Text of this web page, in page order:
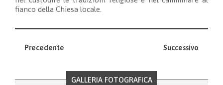
fianco della Chiesa locale.
Precedente Successivo
GALLERIA FOTOGRAFICA